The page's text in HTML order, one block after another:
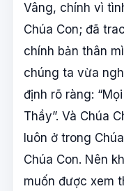
Vâng, chính vì
Chúa Con; đã
chính bản thân
chúng ta vừa
định rõ ràng:
Thầy”. Và Chúa
luôn ở trong
Chúa Con. Nên
muốn được xem